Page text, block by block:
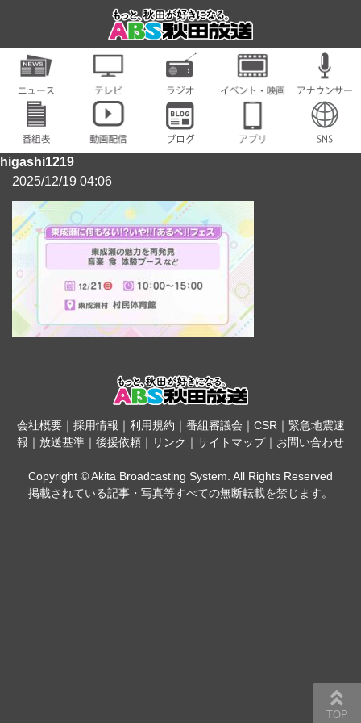
higashi1219
2025/12/19 04:06
会社概要｜ 採用情報 ｜ 利用規約 ｜ 番組審議会 ｜ CSR｜ 緊急地震速
報 ｜ 放送基準 ｜ 後援依頼 ｜ リンク ｜ サイトマップ｜ お問い合わせ
Copyright © Akita Broadcasting System. All Rights Reserved
掲載されている記事・写真等すべての無断転載を禁じます。